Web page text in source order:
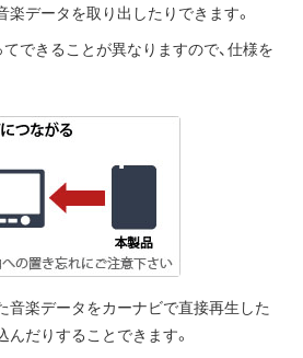
楽データを取り出したりできます。
できることが異なりますので、仕様を
音楽データをカーナビで直接再生した
んだりすることできます。